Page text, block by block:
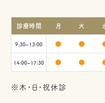
診療時間 月 火
9:30~13:00 ● ●
14:00~17:30 ● ●
※木・日・祝休診